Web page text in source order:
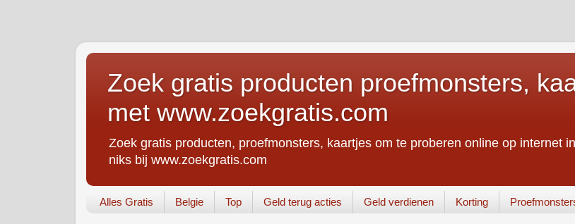
Zoek gratis producten proefmonsters,
met www.zoekgratis.com
Zoek gratis producten, proefmonsters, kaartjes om te proberen online op internet
niks bij www.zoekgratis.com
Alles Gratis Belgie Top Geld terug acties Geld verdienen Korting